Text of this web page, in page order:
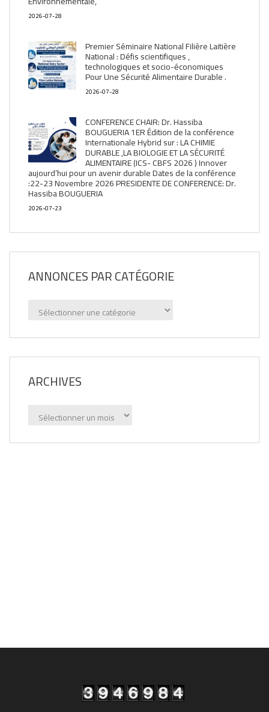
2026-07-28
Premier Séminaire National Filière Laitière
National : Défis scientifiques ,
technologiques et socio-économiques
Pour Une Sécurité Alimentaire Durable .
2026-07-28
CONFERENCE CHAIR: Dr. Hassiba
BOUGUERIA 1ER Édition de la conférence
Internationale Hybrid sur : LA CHIMIE
DURABLE ,LA BIOLOGIE ET LA SÉCURITÉ
ALIMENTAIRE (ICS- CBFS 2026 ) Innover
aujourd’hui pour un avenir durable Dates de la conférence
:22-23 Novembre 2026 PRESIDENTE DE CONFERENCE: Dr.
Hassiba BOUGUERIA
2026-07-23
ANNONCES PAR CATÉGORIE
Annonces
ARCHIVES
Archives